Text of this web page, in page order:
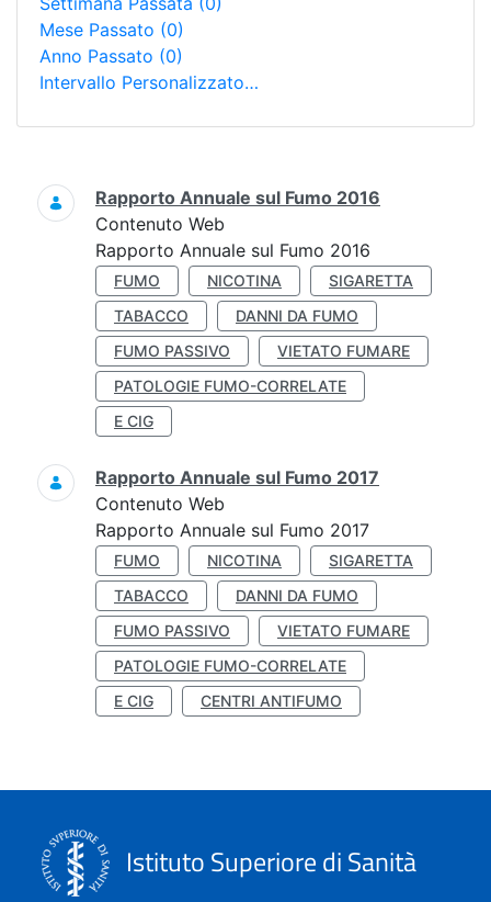
Mese Passato (0)
Anno Passato (0)
Intervallo Personalizzato…
Ricerca
Rapporto Annuale sul Fumo 2016
Contenuto Web
Rapporto Annuale sul Fumo 2016
FUMO NICOTINA
SIGARETTA
TABACCO
DANNI DA FUMO
FUMO PASSIVO
VIETATO FUMARE
PATOLOGIE FUMO-CORRELATE
E CIG
Rapporto Annuale sul Fumo 2017
Contenuto Web
Rapporto Annuale sul Fumo 2017
FUMO NICOTINA
SIGARETTA
TABACCO
DANNI DA FUMO
FUMO PASSIVO
VIETATO FUMARE
PATOLOGIE FUMO-CORRELATE
E CIG
CENTRI ANTIFUMO
Istituto Superiore di Sanità